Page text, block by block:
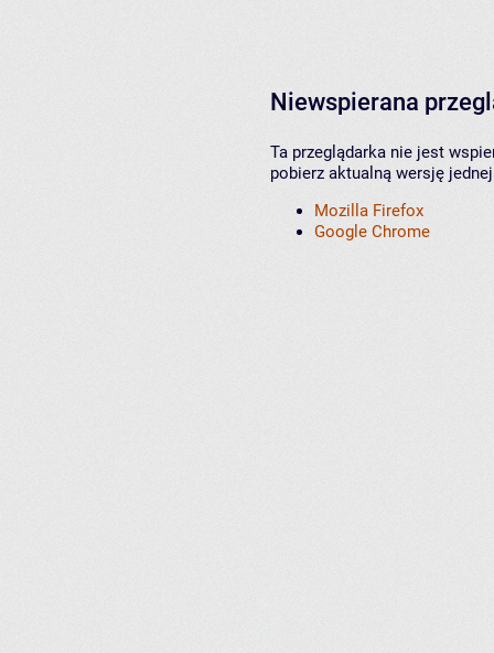
Niewspierana
Ta przeglądarka nie jest
pobierz aktualną wersję
Mozilla Firefox
Google Chrome